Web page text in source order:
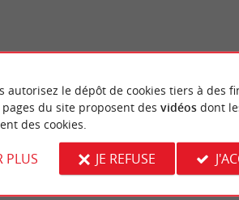
autorisez le dépôt de cookies tiers à des
du site proposent des vidéosdont
des cookies.
PLUS JE REFUSE